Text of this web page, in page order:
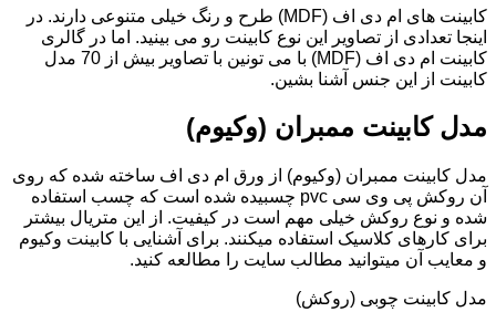
کابینت های ام دی اف (MDF) طرح و رنگ خیلی متنوعی دارند. در
اینجا تعدادی از تصاویر این نوع کابینت رو می بینید. اما در گالری
کابینت ام دی اف (MDF) با می تونین با تصاویر بیش از 70 مدل
کابینت از این جنس آشنا بشین.
مدل کابینت ممبران (وکیوم)
مدل کابینت ممبران (وکیوم) از ورق ام دی اف ساخته شده که روی
آن روکش پی وی سی pvc چسبیده شده است که چسب استفاده
شده و نوع روکش خیلی مهم است در کیفیت. از این متریال بیشتر
برای کارهای کلاسیک استفاده میکنند. برای آشنایی با کابینت وکیوم
و معایب آن میتوانید مطالب سایت را مطالعه کنید.
مدل کابینت چوبی (روکش)